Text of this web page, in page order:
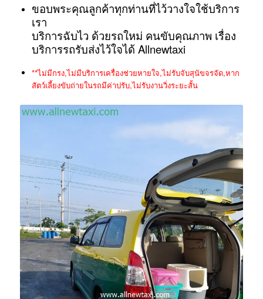
ขอบพระคุณลูกค้าทุกท่านที่ไว้วางใจใช้บริการ
เรา
บริการฉับไว ด้วยรถใหม่ คนขับคุณภาพ เรื่อง
บริการรถรับส่งไว้ใจได้ Allnewtaxi
**ไม่มีกรง,ไม่มีบริการเครื่องช่วยหายใจ,ไม่รับจับสุนัขจรจัด,หาก
สัตว์เลี้ยงขับถ่ายในรถมีค่าปรับ,ไม่รับงานวิ่งระยะสั้น